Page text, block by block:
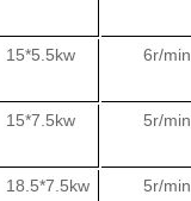
15*5.5kw 6r/min
15*7.5kw 5r/min
18.5*7.5kw 5r/min